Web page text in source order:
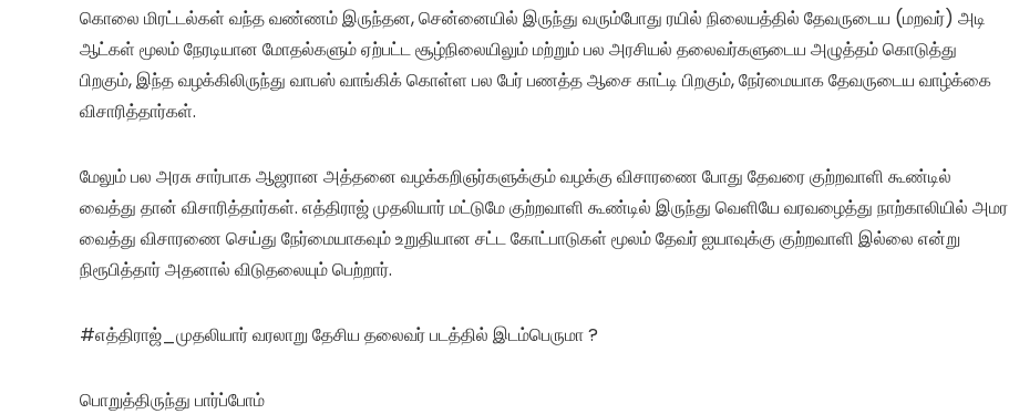
கொலை மிரட்டல்கள் வந்த வண்ணம் இருந்தன, சென்னையில் இருந்து வரும்போது ரயில் நிலையத்தில் தேவருடைய (மறவர்) அடி
ஆட்கள் மூலம் நேரடியான மோதல்களும் ஏற்பட்ட சூழ்நிலையிலும் மற்றும் பல அரசியல் தலைவர்களுடைய அழுத்தம் கொடுத்து
பிறகும், இந்த வழக்கிலிருந்து வாபஸ் வாங்கிக் கொள்ள பல பேர் பணத்த ஆசை காட்டி பிறகும், நேர்மையாக தேவருடைய வாழ்க்கை
விசாரித்தார்கள்.
மேலும் பல அரசு சார்பாக ஆஜரான அத்தனை வழக்கறிஞர்களுக்கும் வழக்கு விசாரணை போது தேவரை குற்றவாளி கூண்டில்
வைத்து தான் விசாரித்தார்கள். எத்திராஜ் முதலியார் மட்டுமே குற்றவாளி கூண்டில் இருந்து வெளியே வரவழைத்து நாற்காலியில் அமர
வைத்து விசாரணை செய்து நேர்மையாகவும் உறுதியான சட்ட கோட்பாடுகள் மூலம் தேவர் ஐயாவுக்கு குற்றவாளி இல்லை என்று
நிரூபித்தார் அதனால் விடுதலையும் பெற்றார்.
#எத்திராஜ்_முதலியார் வரலாறு தேசிய தலைவர் படத்தில் இடம்பெருமா ?
பொறுத்திருந்து பார்ப்போம்